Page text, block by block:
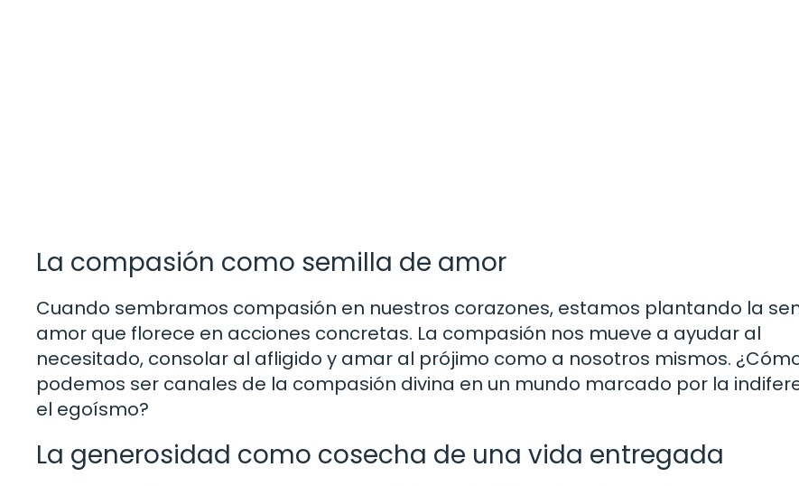
La compasión como semilla de amor
Cuando sembramos compasión en nuestros corazones, estamos plantando la
amor que florece en acciones concretas. La compasión nos mueve a ayudar al
necesitado, consolar al afligido y amar al prójimo como a nosotros mismos.
podemos ser canales de la compasión divina en un mundo marcado por la
el egoísmo?
La generosidad como cosecha de una vida entregada